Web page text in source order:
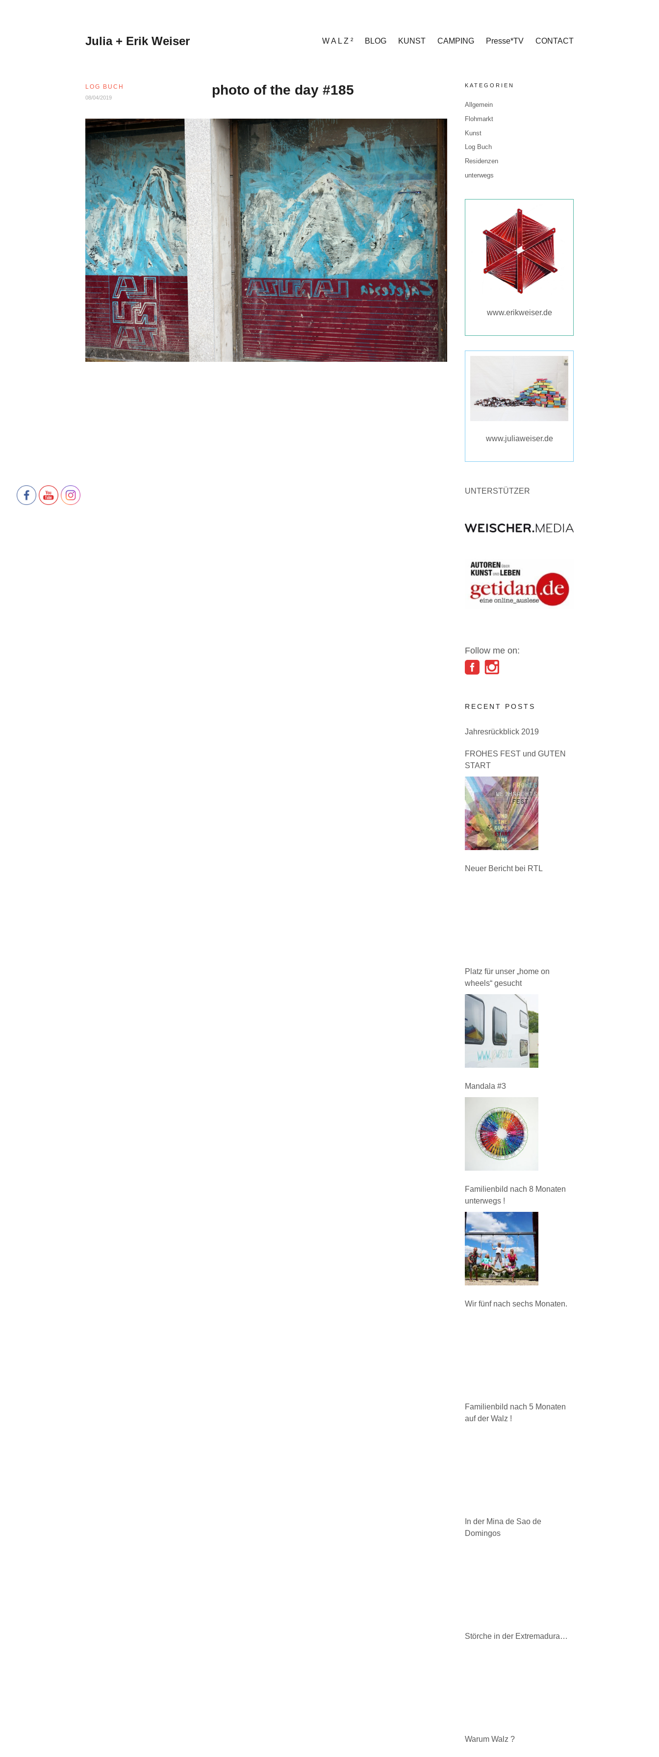
Julia + Erik Weiser W A L Z ² BLOG KUNST CAMPING Presse*TV CONTACT
photo of the day #185
LOG BUCH
08/04/2019
KATEGORIEN
Allgemein
Flohmarkt
Kunst
Log Buch
Residenzen
unterwegs
www.erikweiser.de
www.juliaweiser.de
UNTERSTÜTZER
Follow me on:
RECENT POSTS
Jahresrückblick 2019
FROHES FEST und GUTEN
START
Neuer Bericht bei RTL
Platz für unser „home on
wheels“ gesucht
Mandala #3
Familienbild nach 8 Monaten
unterwegs !
Wir fünf nach sechs Monaten.
Familienbild nach 5 Monaten
auf der Walz !
In der Mina de Sao de
Domingos
Störche in der Extremadura…
Warum Walz ?